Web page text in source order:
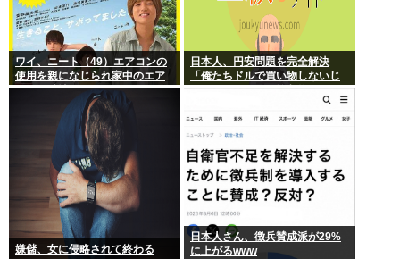
ワイ、ニート（49）エアコンの
使用を親になじられ家中のエア
コンを破壊
日本人、円安問題を完全解決
「俺たちドルで買い物しないじ
嫌儲、女に侵略されて終わる
日本人さん、徴兵賛成派が29%
に上がるwww